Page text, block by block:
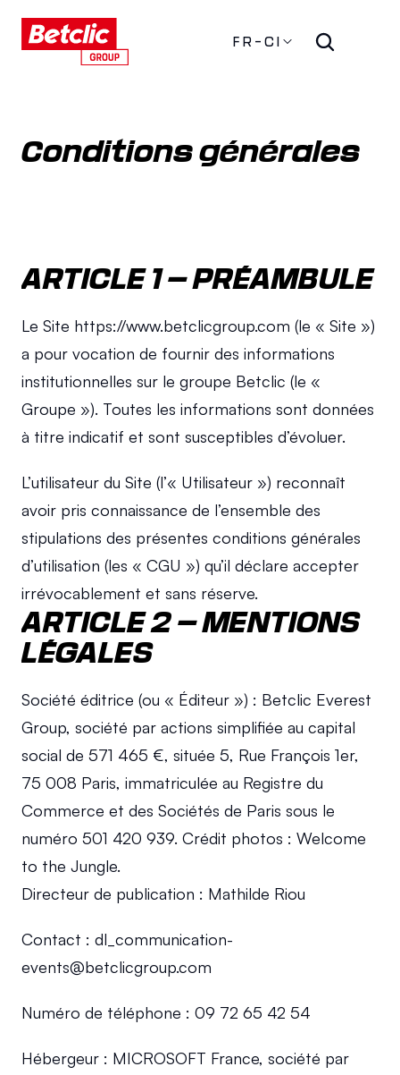
FR-CI
Conditions générales
ARTICLE 1 – PRÉAMBULE
Le Site https://www.betclicgroup.com (le « Site »)
a pour vocation de fournir des informations
institutionnelles sur le groupe Betclic (le «
Groupe »). Toutes les informations sont données
à titre indicatif et sont susceptibles d’évoluer.
L’utilisateur du Site (l’« Utilisateur ») reconnaît
avoir pris connaissance de l’ensemble des
stipulations des présentes conditions générales
d’utilisation (les « CGU ») qu’il déclare accepter
irrévocablement et sans réserve.
ARTICLE 2 – MENTIONS
LÉGALES
Société éditrice (ou « Éditeur ») : Betclic Everest
Group, société par actions simplifiée au capital
social de 571 465 €, située 5, Rue François 1er,
75 008 Paris, immatriculée au Registre du
Commerce et des Sociétés de Paris sous le
numéro 501 420 939. Crédit photos : Welcome
to the Jungle.
Directeur de publication : Mathilde Riou
Contact : dl_communication-
events@betclicgroup.com
Numéro de téléphone : 09 72 65 42 54
Hébergeur : MICROSOFT France, société par